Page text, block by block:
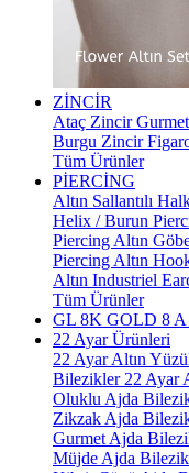
ZİNCİR
Ataç Zincir
Burgu Zincir
Tüm Ürünler
PİERCİNG
Altın Sallantılı
Helix / Burun
Piercing Altın
Piercing Altın
Altın Industriel
Tüm Ürünler
GL 8K GOLD 8 A
22 Ayar Ürünleri
22 Ayar Altın
Bilezikler 22 Ayar
Oluklu Ajda
Zikzak Ajda
Gurmet Ajda
Müjde Ajda Bilezik